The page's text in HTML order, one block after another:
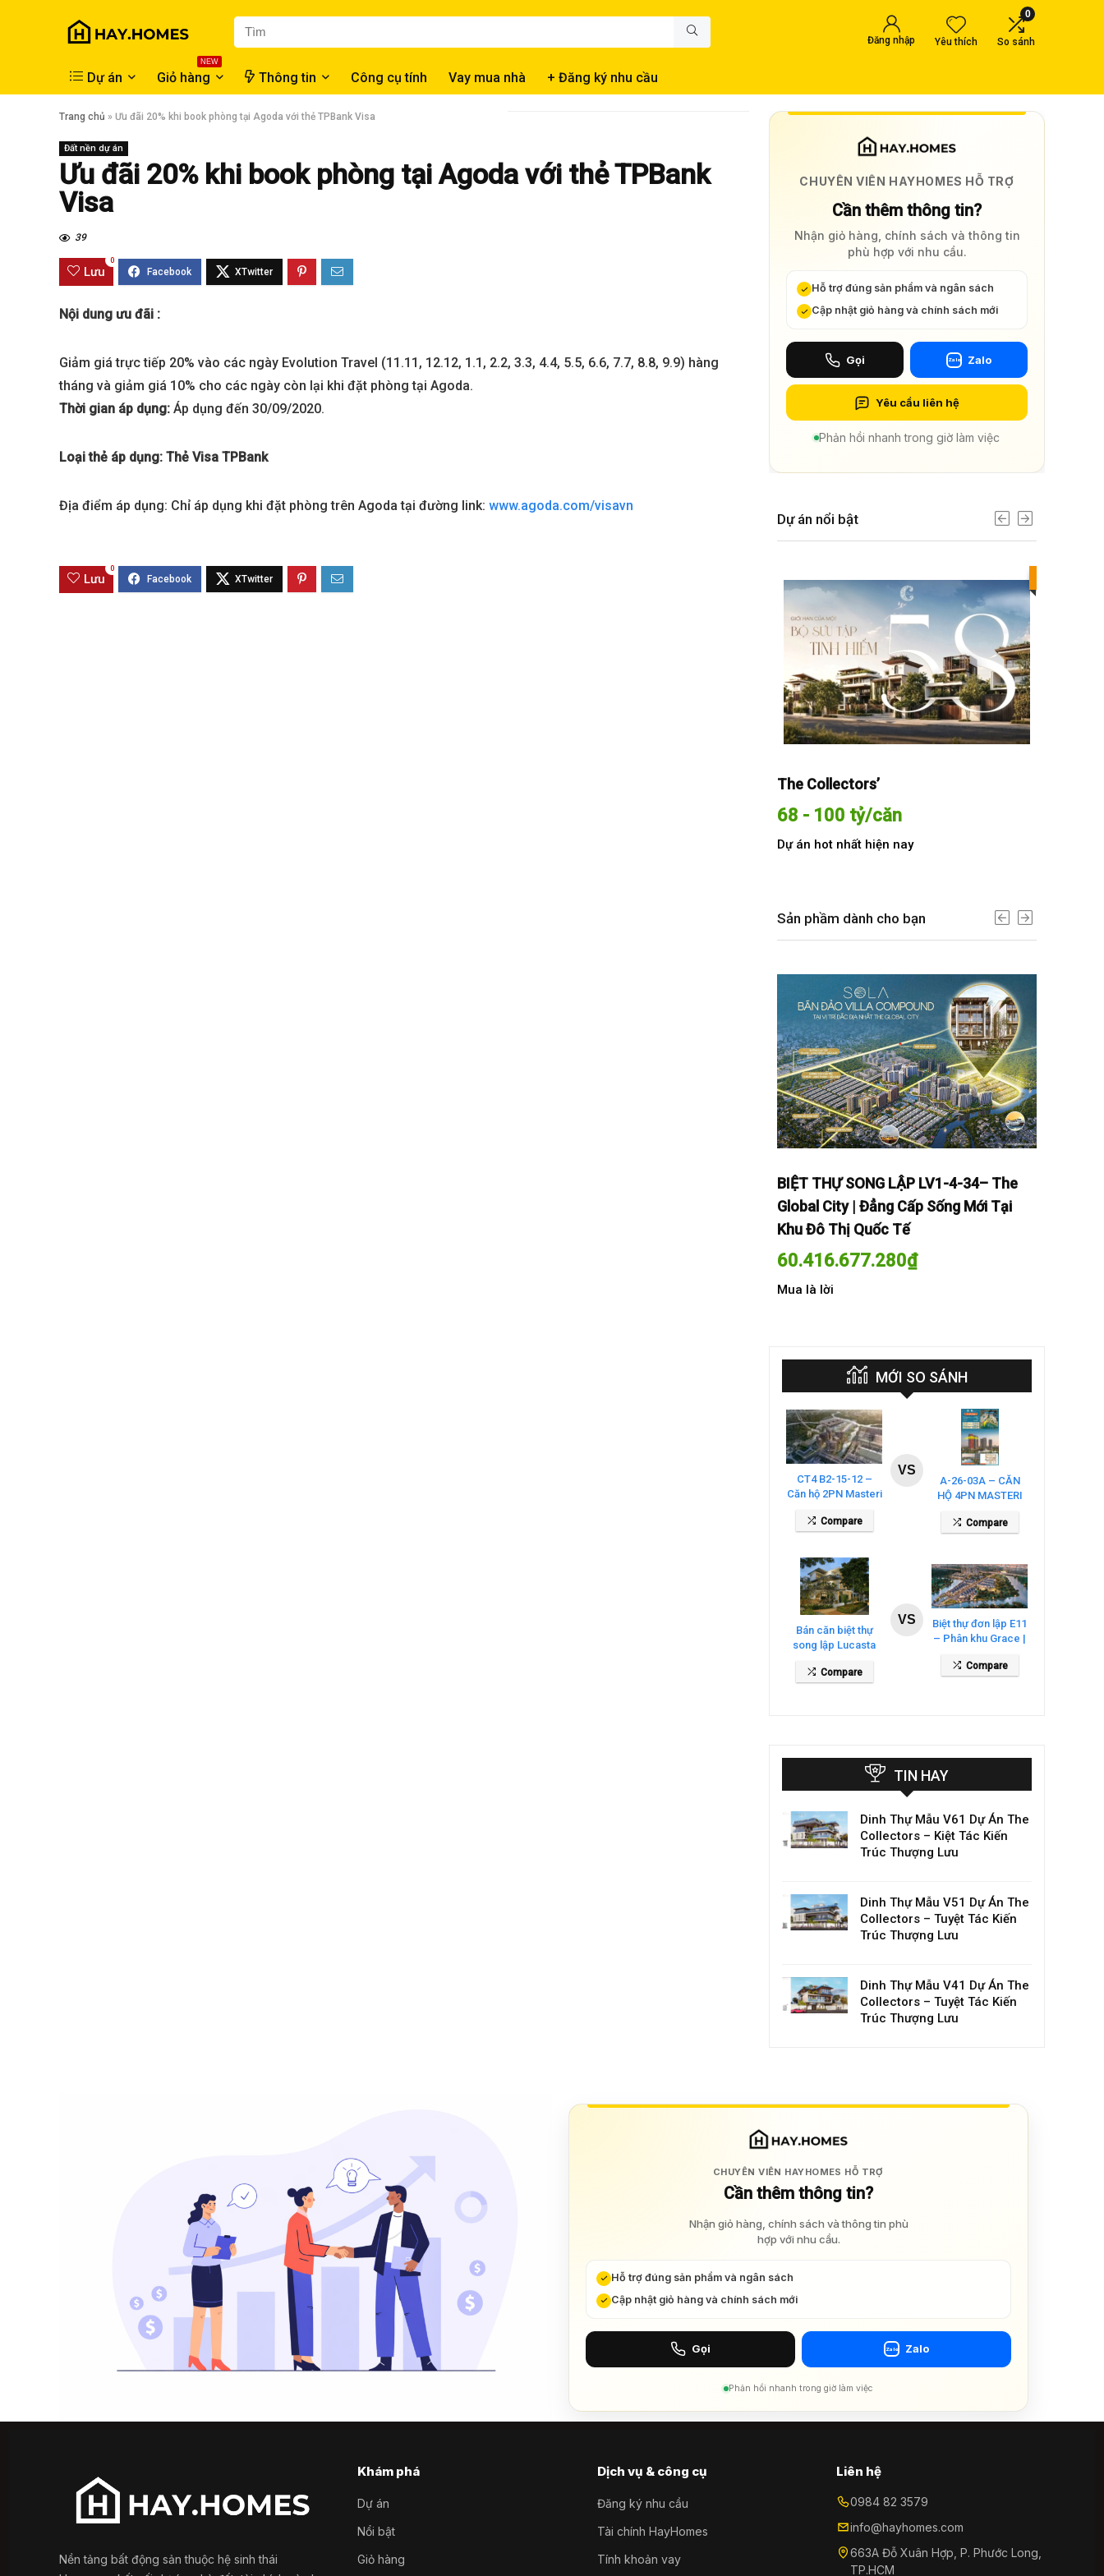
Đăng nhập Yêu thích
0
So sánh
Dự án
NEW
Giỏ hàng Thông tin Công cụ tính Vay mua nhà + Đăng ký nhu cầu
Trang chủ » Ưu đãi 20% khi book phòng tại Agoda với thẻ TPBank Visa
Đất nền dự án
Ưu đãi 20% khi book phòng tại Agoda với thẻ TPBank
Visa
39
Lưu
0
Nội dung ưu đãi :
Giảm giá trực tiếp 20% vào các ngày Evolution Travel (11.11, 12.12, 1.1, 2.2, 3.3, 4.4, 5.5, 6.6, 7.7, 8.8, 9.9) hàng
tháng và giảm giá 10% cho các ngày còn lại khi đặt phòng tại Agoda.
Thời gian áp dụng: Áp dụng đến 30/09/2020.
Loại thẻ áp dụng: Thẻ Visa TPBank
Địa điểm áp dụng: Chỉ áp dụng khi đặt phòng trên Agoda tại đường link: www.agoda.com/visavn
Lưu
0
CHUYÊN VIÊN HAYHOMES HỖ TRỢ
Cần thêm thông tin?
Nhận giỏ hàng, chính sách và thông tin
phù hợp với nhu cầu.
Hỗ trợ đúng sản phẩm và ngân sách
Cập nhật giỏ hàng và chính sách mới
Gọi Zalo Zalo
Yêu cầu liên hệ
Phản hồi nhanh trong giờ làm việc
Dự án nổi bật
The Collectors’
68 - 100 tỷ/căn
Dự án hot nhất hiện nay
Sản phầm dành cho bạn
BIỆT THỰ SONG LẬP LV1-4-34– The
Global City | Đẳng Cấp Sống Mới Tại
Khu Đô Thị Quốc Tế
60.416.677.280₫
Mua là lời
MỚI SO SÁNH
CT4 B2-15-12 –
Căn hộ 2PN Masteri
Compare
VS
A-26-03A – CĂN
HỘ 4PN MASTERI
COSMO CENTRAL
– THE GLOBAL
Compare
Bán căn biệt thự
song lập Lucasta
Villa – DT 175m2
giá 26 tỷ
Compare
VS
Biệt thự đơn lập E11
– Phân khu Grace |
Waters
Compare
TIN HAY
Dinh Thự Mẫu V61 Dự Án The
Collectors – Kiệt Tác Kiến
Trúc Thượng Lưu
Dinh Thự Mẫu V51 Dự Án The
Collectors – Tuyệt Tác Kiến
Trúc Thượng Lưu
Dinh Thự Mẫu V41 Dự Án The
Collectors – Tuyệt Tác Kiến
Trúc Thượng Lưu
CHUYÊN VIÊN HAYHOMES HỖ TRỢ
Cần thêm thông tin?
Nhận giỏ hàng, chính sách và thông tin phù
hợp với nhu cầu.
Hỗ trợ đúng sản phẩm và ngân sách
Cập nhật giỏ hàng và chính sách mới
Gọi Zalo Zalo
Phản hồi nhanh trong giờ làm việc
Nền tảng bất động sản thuộc hệ sinh thái
Khám phá
Dự án
Nổi bật
Giỏ hàng
Dịch vụ & công cụ
Đăng ký nhu cầu
Tài chính HayHomes
Tính khoản vay
Liên hệ
0984 82 3579
info@hayhomes.com
663A Đỗ Xuân Hợp, P. Phước Long,
TP.HCM